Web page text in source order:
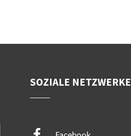
SOZIALE NETZWERKE